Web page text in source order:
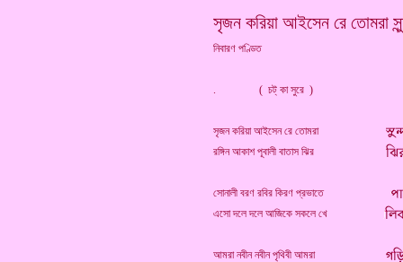
সৃজন করিয়া আইসেন রে তোমরা
নিবারণ পণ্ডিত
. ( চট্ কা সুরে )
সৃজন করিয়া আইসেন রে তোমরা
রঙ্গিন আকাশ পূবালী বাতাস ঝির
সোনালী বরণ রবির কিরণ প্রভাতে
এসো দলে দলে আজিকে সকলে খে
আমরা নবীন নবীন পৃথিবী আমরা